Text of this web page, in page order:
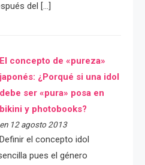
del […]
El concepto de «pureza»
japonés: ¿Porqué si una idol
debe ser «pura» posa en
bikini y photobooks?
en 12 agosto 2013
Definir el concepto idol
pues el género